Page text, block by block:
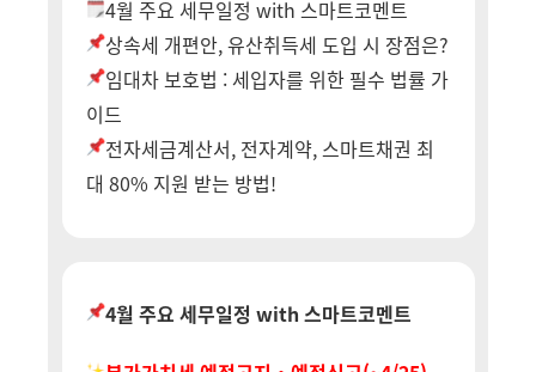
4월 주요 세무일정 with 스마트코멘트
상속세 개편안, 유산취득세 도입 시 장점은?
임대차 보호법 : 세입자를 위한 필수 법률 가
이드
전자세금계산서, 전자계약, 스마트채권 최
대 80% 지원 받는 방법!
4월 주요 세무일정 with 스마트코멘트